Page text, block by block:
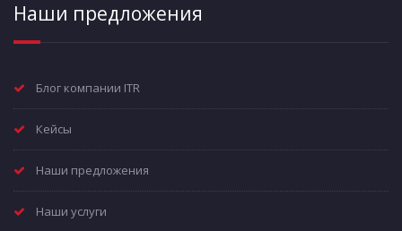
Наши предложения
Блог компании ITR
Кейсы
Наши предложения
Наши услуги